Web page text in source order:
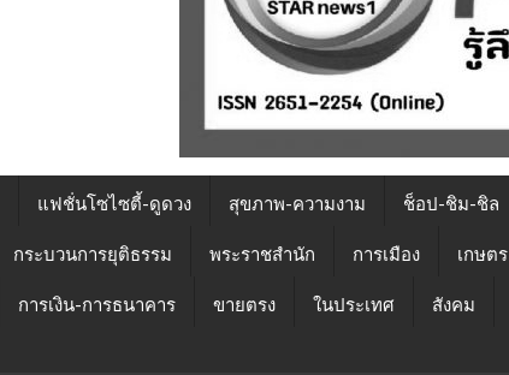
แฟชั่นโซไซตี้-ดูดวง สุขภาพ-ความงาม ช็อป-ชิม-ชิล
กระบวนการยุติธรรม พระราชสำนัก การเมือง เกษตร
การเงิน-การธนาคาร ขายตรง ในประเทศ สังคม